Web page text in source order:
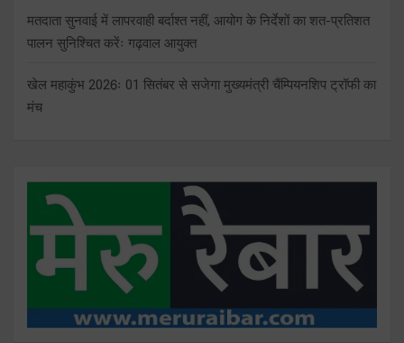
मतदाता सुनवाई में लापरवाही बर्दाश्त नहीं, आयोग के निर्देशों का शत-प्रतिशत
पालन सुनिश्चित करेंः गढ़वाल आयुक्त
खेल महाकुंभ 2026ः 01 सितंबर से सजेगा मुख्यमंत्री चैंम्पियनशिप ट्रॉफी का
मंच